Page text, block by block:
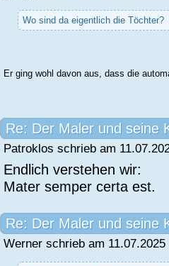
Wo sind da eigentlich die Töchter?
Er ging wohl davon aus, dass die
Re: Der Maler und seine
Patroklos schrieb am
Endlich verstehen wir:
Mater semper certa est.
Re: Der Maler und seine
Werner schrieb am